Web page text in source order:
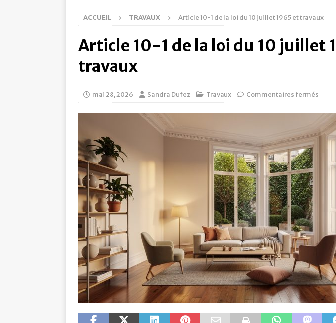
ACCUEIL TRAVAUX Article 10-1 de la loi du 10 juillet 1965 et travaux
Article 10-1 de la loi du 10 juillet
travaux
mai 28, 2026 Sandra Dufez Travaux Commentaires fermés